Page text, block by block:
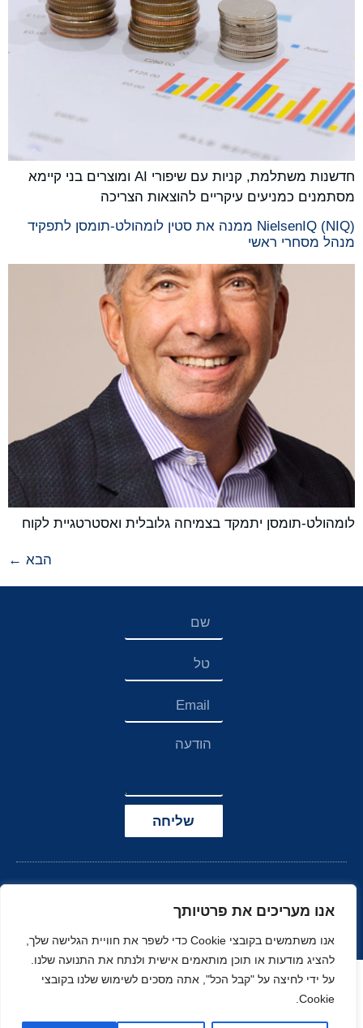
אנו מעריכים את פרטיותך
אנו משתמשים בקובצי Cookie כדי לשפר את חוויית הגלישה שלך,
להציג מודעות או תוכן מותאמים אישית ולנתח את התנועה שלנו.
על ידי לחיצה על "קבל הכל", אתה מסכים לשימוש שלנו בקובצי
Cookie.
חדשנות משתלמת, קניות עם שיפורי AI ומוצרים בני קיימא
מסתמנים כמניעים עיקריים להוצאות הצריכה
NielsenIQ (NIQ) ממנה את סטין לומהולט-תומסן לתפקיד
מנהל מסחרי ראשי
לומהולט-תומסן יתמקד בצמיחה גלובלית ואסטרטגיית לקוח
הבא ←
שליחה
הצהרת נגישות